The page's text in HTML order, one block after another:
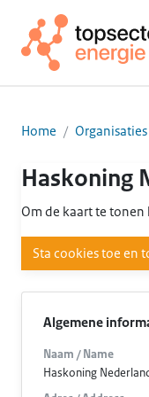
Home Organisaties
Haskoning
Om de kaart te
Sta cookies toe en
Algemene
Naam / Name
Haskoning